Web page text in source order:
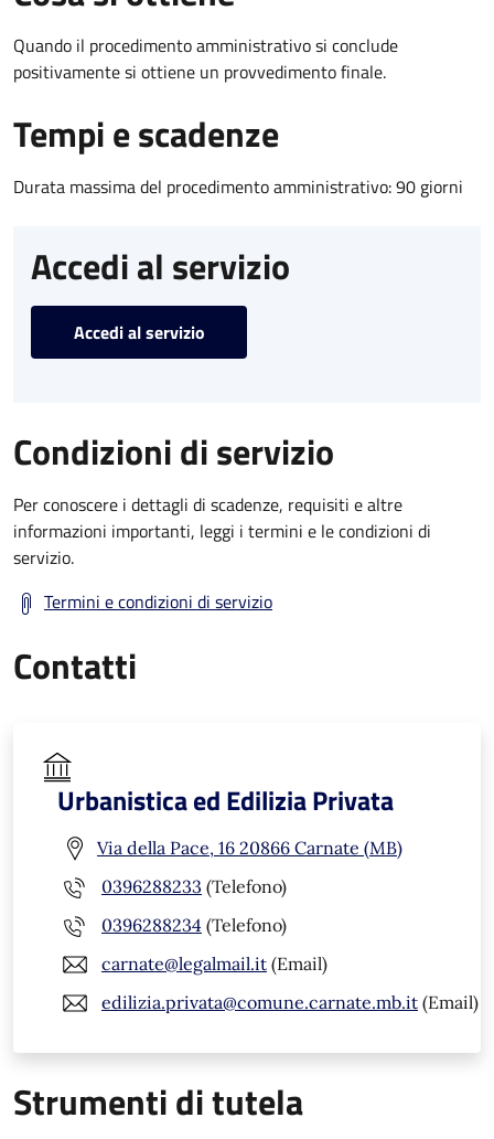
Quando il procedimento amministrativo si conclude
positivamente si ottiene un provvedimento finale.
Tempi e scadenze
Durata massima del procedimento amministrativo: 90 giorni
Accedi al servizio
Accedi al servizio
Condizioni di servizio
Per conoscere i dettagli di scadenze, requisiti e altre
informazioni importanti, leggi i termini e le condizioni di
servizio.
Termini e condizioni di servizio
Contatti
Urbanistica ed Edilizia Privata
Via della Pace, 16 20866 Carnate (MB)
0396288233 (Telefono)
0396288234 (Telefono)
carnate@legalmail.it (Email)
edilizia.privata@comune.carnate.mb.it (Email)
Strumenti di tutela